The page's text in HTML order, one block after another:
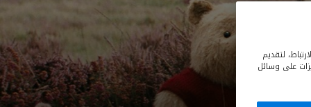
لتقديم
على وسائل